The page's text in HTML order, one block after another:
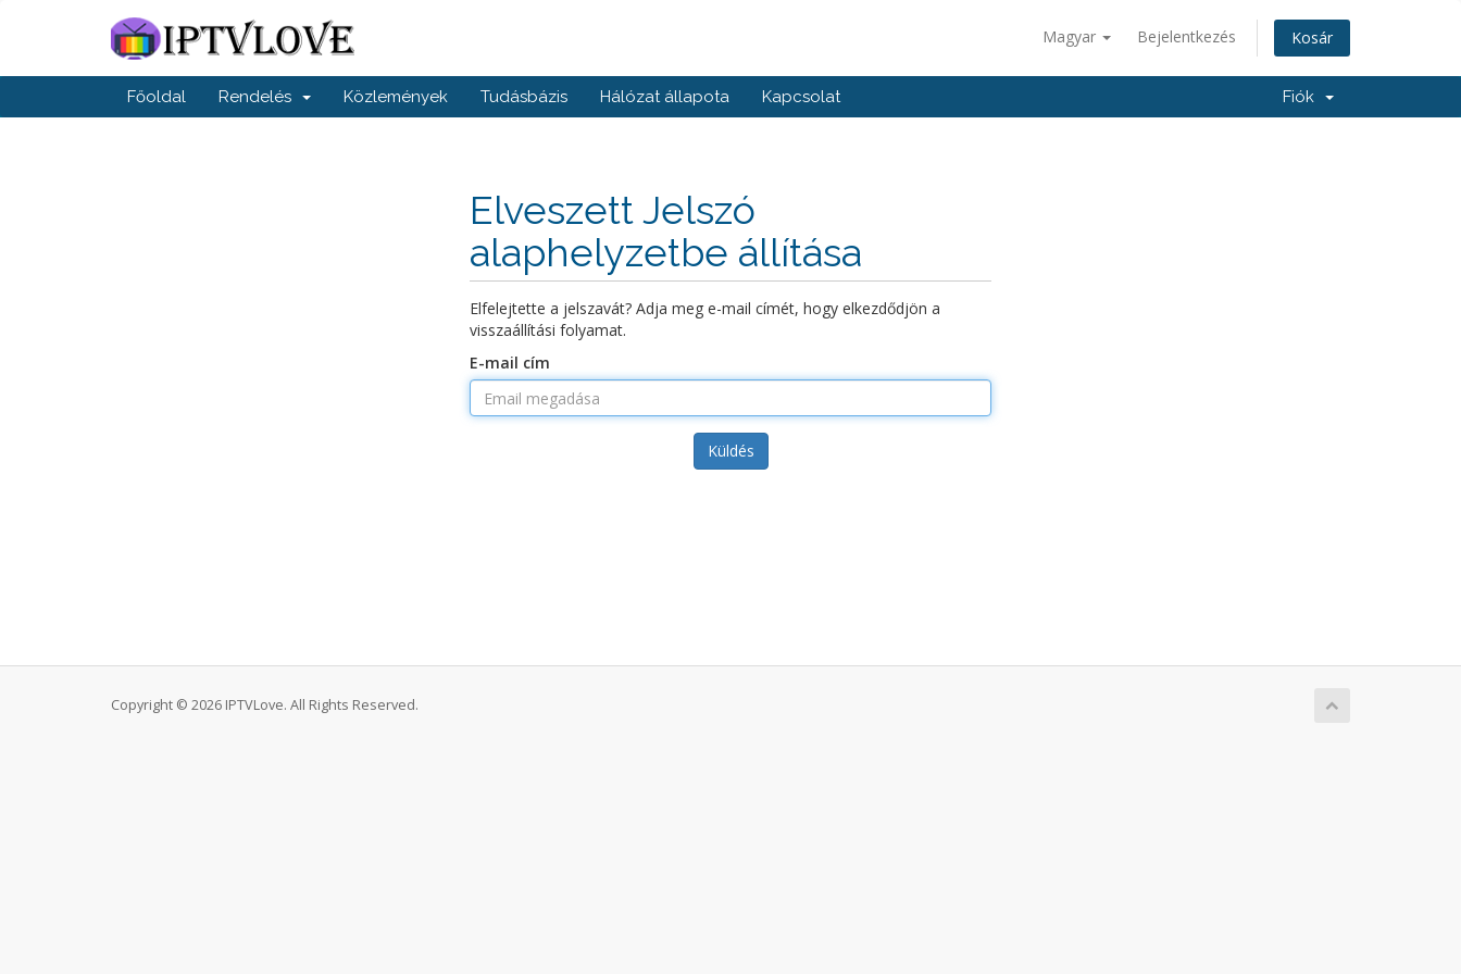
Magyar Bejelentkezés Kosár
Főoldal Rendelés Közlemények Tudásbázis Hálózat állapota Kapcsolat Fiók
Elveszett Jelszó
alaphelyzetbe állítása
Elfelejtette a jelszavát? Adja meg e-mail címét, hogy elkezdődjön a
visszaállítási folyamat.
E-mail cím
Küldés
Copyright © 2026 IPTVLove. All Rights Reserved.